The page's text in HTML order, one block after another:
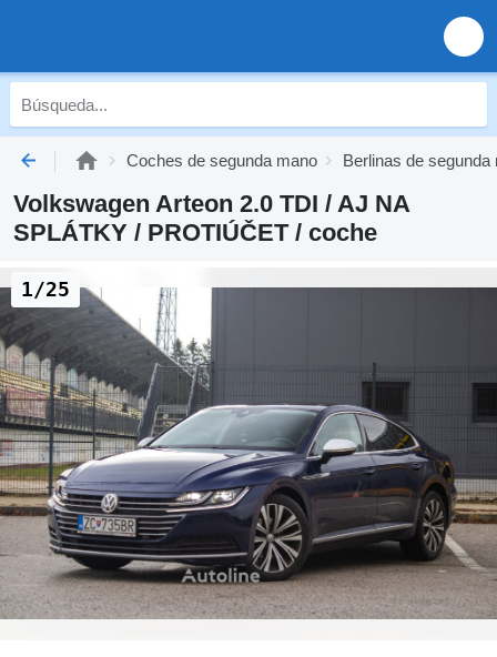
Coches de segunda mano Berlinas de segunda
Volkswagen Arteon 2.0 TDI / AJ NA
SPLÁTKY / PROTIÚČET / coche
1/25